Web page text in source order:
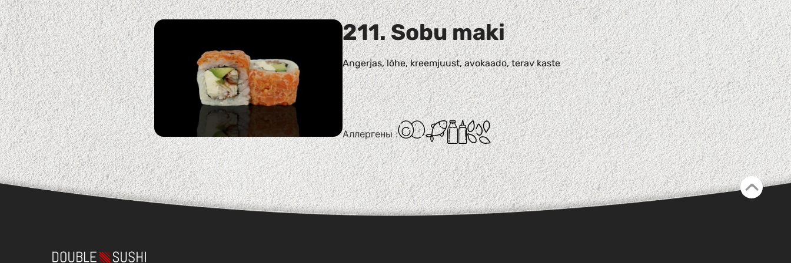
211. Sobu maki
Angerjas, lõhe, kreemjuust, avokaado, terav kaste
Аллергены :